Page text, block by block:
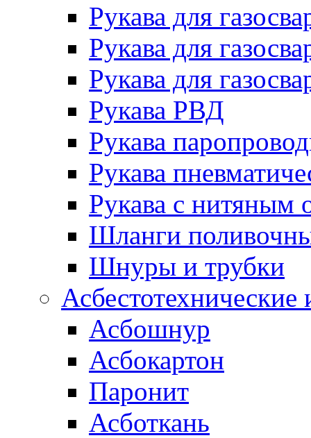
Рукава для
Рукава для
Рукава для
Рукава РВД
Рукава
Рукава
Рукава с нитяным
Шланги
Шнуры и трубки
Асбестотехнические
Асбошнур
Асбокартон
Паронит
Асботкань